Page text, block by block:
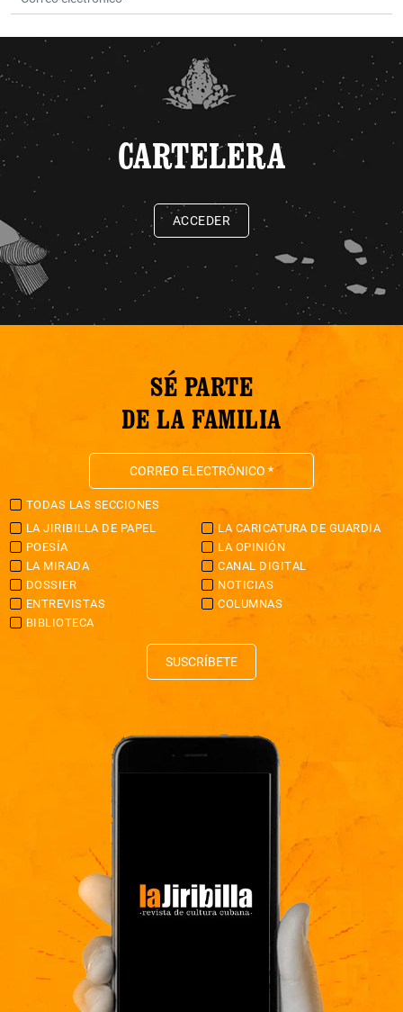
CARTELERA
ACCEDER
SÉ PARTE
DE LA FAMILIA
TODAS LAS SECCIONES
LA JIRIBILLA DE PAPEL
LA CARICATURA DE GUARDIA
POESÍA
LA OPINIÓN
LA MIRADA
CANAL DIGITAL
DOSSIER
NOTICIAS
ENTREVISTAS
COLUMNAS
BIBLIOTECA
SUSCRÍBETE